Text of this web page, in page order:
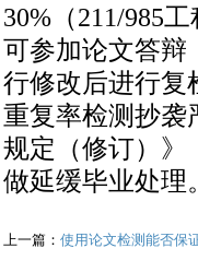
30%（211/985
可参加论文答辩
行修改后进行复
重复率检测抄袭
规定（修订）》
做延缓毕业处理
上一篇： 使用论文检测能否保